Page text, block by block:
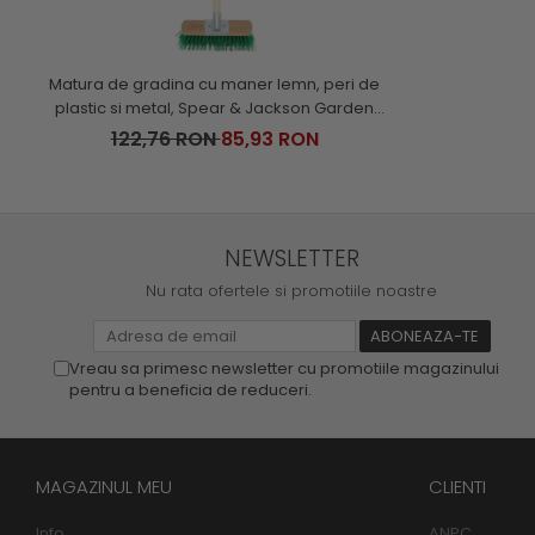
Matura de gradina cu maner lemn, peri de
plastic si metal, Spear & Jackson Garden
Tidy
122,76 RON85,93 RON
NEWSLETTER
Nu rata ofertele si promotiile noastre
Vreau sa primesc newsletter cu promotiile magazinului
pentru a beneficia de reduceri.
MAGAZINUL MEU CLIENTI